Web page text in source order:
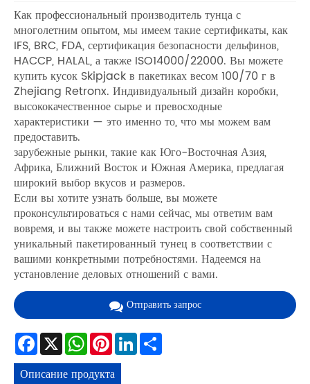
Как профессиональный производитель тунца с
многолетним опытом, мы имеем такие сертификаты, как
IFS, BRC, FDA, сертификация безопасности дельфинов,
HACCP, HALAL, а также ISO14000/22000. Вы можете
купить кусок Skipjack в пакетиках весом 100/70 г в
Zhejiang Retronx. Индивидуальный дизайн коробки,
высококачественное сырье и превосходные
характеристики — это именно то, что мы можем вам
предоставить.
зарубежные рынки, такие как Юго-Восточная Азия,
Африка, Ближний Восток и Южная Америка, предлагая
широкий выбор вкусов и размеров.
Если вы хотите узнать больше, вы можете
проконсультироваться с нами сейчас, мы ответим вам
вовремя, и вы также можете настроить свой собственный
уникальный пакетированный тунец в соответствии с
вашими конкретными потребностями. Надеемся на
установление деловых отношений с вами.
Отправить запрос
Facebook
X WhatsApp
Pinterest
LinkedIn
Описание продукта